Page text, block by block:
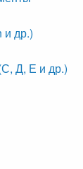
др.)
Д, Е и др.)